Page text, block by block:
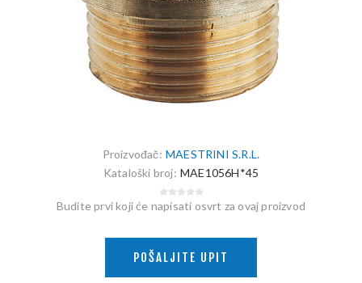
Proizvođač: MAESTRINI S.R.L.
Kataloški broj: MAE1056H*45
Budite prvi koji će napisati osvrt za ovaj proizvod
POŠALJITE UPIT